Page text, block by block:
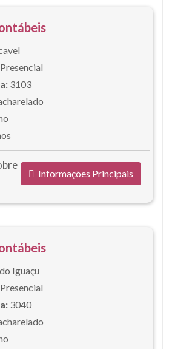
Presencial
3103
Informações Principais
Iguaçu
Presencial
3040